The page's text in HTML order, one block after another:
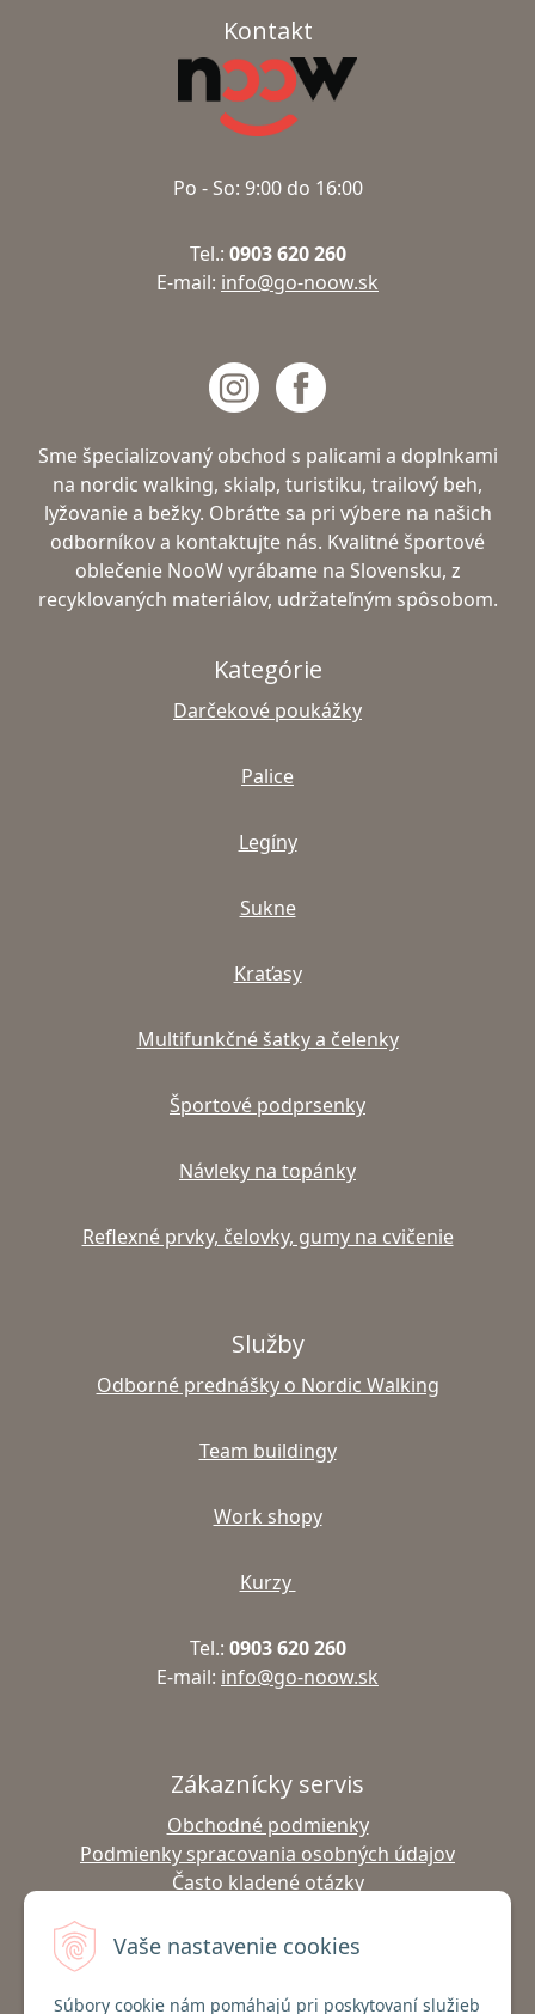
Vaše nastavenie cookies
Súbory cookie nám pomáhajú pri poskytovaní služieb
Kontakt
Po - So: 9:00 do 16:00
Tel.: 0903 620 260
E-mail: info@go-noow.sk
Sme špecializovaný obchod s palicami a doplnkami
na nordic walking, skialp, turistiku, trailový beh,
lyžovanie a bežky. Obráťte sa pri výbere na našich
odborníkov a kontaktujte nás. Kvalitné športové
oblečenie NooW vyrábame na Slovensku, z
recyklovaných materiálov, udržateľným spôsobom.
Kategórie
Darčekové poukážky
Palice
Legíny
Sukne
Kraťasy
Multifunkčné šatky a čelenky
Športové podprsenky
Návleky na topánky
Reflexné prvky, čelovky, gumy na cvičenie
Služby
Odborné prednášky o Nordic Walking
Team buildingy
Work shopy
Kurzy
Tel.: 0903 620 260
E-mail: info@go-noow.sk
Zákaznícky servis
Obchodné podmienky
Podmienky spracovania osobných údajov
Často kladené otázky
Vrátenie tovaru